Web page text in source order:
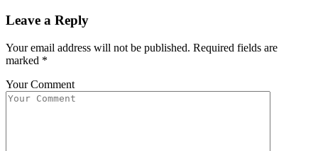
Leave a Reply
Your email address will not be published. Required fields are
marked *
Your Comment